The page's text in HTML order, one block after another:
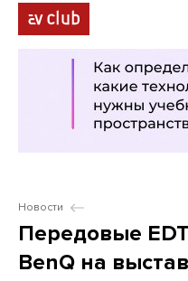
Новости
Передовые
BenQ на